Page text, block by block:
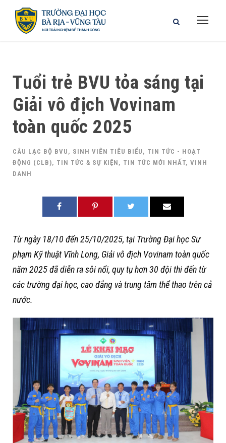
Tuổi trẻ BVU tỏa sáng tại
Giải vô địch Vovinam
toàn quốc 2025
CÂU LẠC BỘ BVU , SINH VIÊN TIÊU BIỂU , TIN TỨC - HOẠT
ĐỘNG (CLB), TIN TỨC & SỰ KIỆN , TIN TỨC MỚI NHẤT, VINH
DANH
Từ ngày 18/10 đến 25/10/2025, tại Trường Đại học Sư
phạm Kỹ thuật Vĩnh Long, Giải vô địch Vovinam toàn quốc
năm 2025 đã diễn ra sôi nổi, quy tụ hơn 30 đội thi đến từ
các trường đại học, cao đẳng và trung tâm thể thao trên cả
nước.